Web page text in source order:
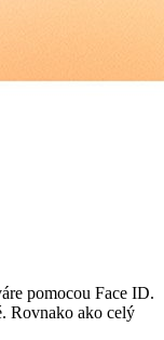
pomocou Face ID.
Rovnako ako celý